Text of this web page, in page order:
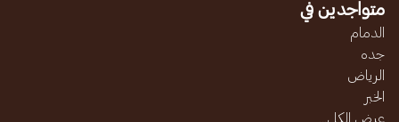
متواجدين في
الدمام
جده
الرياض
الخبر
عرض الكل...